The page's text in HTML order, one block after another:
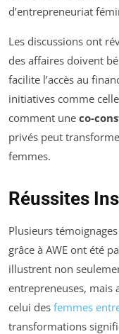
d’entrepreneuriat
Les discussions ont
des affaires doivent
facilite l’accès au
initiatives comme
comment une co-
privés peut
femmes.
Réussites
Plusieurs
grâce à AWE ont été
illustrent non
entrepreneuses, mais
celui des femmes
transformations